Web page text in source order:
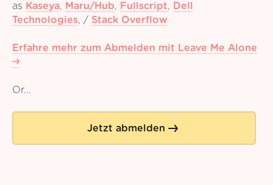
as Kaseya, Maru/Hub, Fullscript, Dell
Technologies, / Stack Overflow
Erfahre mehr zum Abmelden mit Leave Me Alone
Or...
Jetzt abmelden